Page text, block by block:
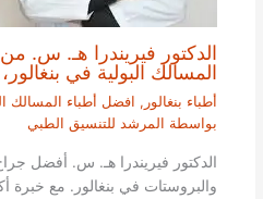
الدكتور فيريندرا هـ. س.
المسالك البولية في بنغالور،
أطباء بنغالور , افضل أطباء المسالك
بواسطة المرشد للتنسيق الطبي
الدكتور فيريندرا هـ. س. أفضل